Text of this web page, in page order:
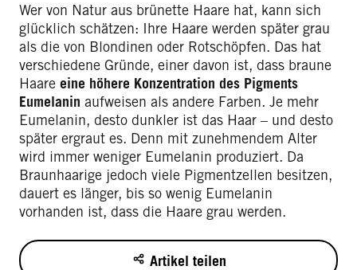
Wer von Natur aus brünette Haare hat, kann sich
glücklich schätzen: Ihre Haare werden später grau
als die von Blondinen oder Rotschöpfen. Das hat
verschiedene Gründe, einer davon ist, dass braune
Haare eine höhere Konzentration des Pigments
Eumelanin aufweisen als andere Farben. Je mehr
Eumelanin, desto dunkler ist das Haar – und desto
später ergraut es. Denn mit zunehmendem Alter
wird immer weniger Eumelanin produziert. Da
Braunhaarige jedoch viele Pigmentzellen besitzen,
dauert es länger, bis so wenig Eumelanin
vorhanden ist, dass die Haare grau werden.
Artikel teilen